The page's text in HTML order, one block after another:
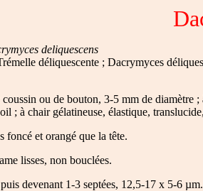
deliquescens
déliquescente ; Dacrymyces
ou de bouton, 3-5 mm de diamètre
; à chair gélatineuse, élastique,
foncé et orangé que la tête.
lisses, non bouclées.
devenant 1-3 septées, 12,5-17 x 5-6 µm.